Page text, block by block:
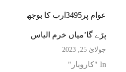
عوام پر3495ارب کا بوجھ
پڑے گا’میاں خرم الیاس
جولائ 25, 2023
In "کاروبار"